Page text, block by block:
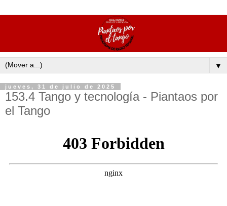
▼
jueves, 31 de julio de 2025
153.4 Tango y tecnología - Piantaos por
el Tango